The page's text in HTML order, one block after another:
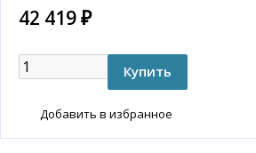
42 419 ₽
Добавить в избранное